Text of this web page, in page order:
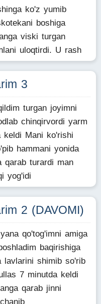
ko'z yumib
boshiga
viski turgan
uloqtirdi. U rash
3
turgan joyimni
chinqirvordi yarm
keldi Mani ko'rishi
hammani yonida
qarab turardi man
yog'idi
2 (DAVOMI)
qo'tog'imni amiga
baqirishiga
lavlarini shimib so'rib
7 minutda keldi
qarab jinni